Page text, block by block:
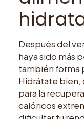
Después del
haya sido más
también forma
Hidrátate bien,
para la
calóricos